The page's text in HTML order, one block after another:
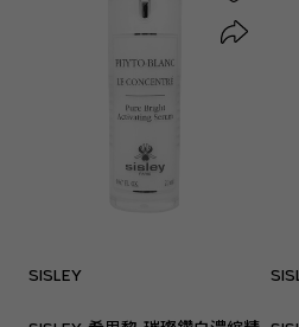
SISLEY